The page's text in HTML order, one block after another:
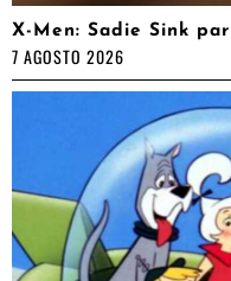
X-Men: Sadie Sink
7 AGOSTO 2026